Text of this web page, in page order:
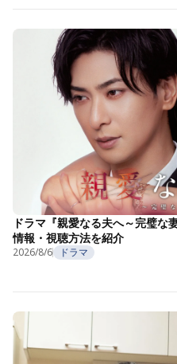
ドラマ『親愛なる夫へ～完璧な
情報・視聴方法を紹介
2026/8/6 ドラマ